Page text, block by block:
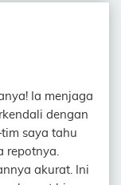
Ia menjaga
dengan
saya tahu
repotnya.
akurat. Ini